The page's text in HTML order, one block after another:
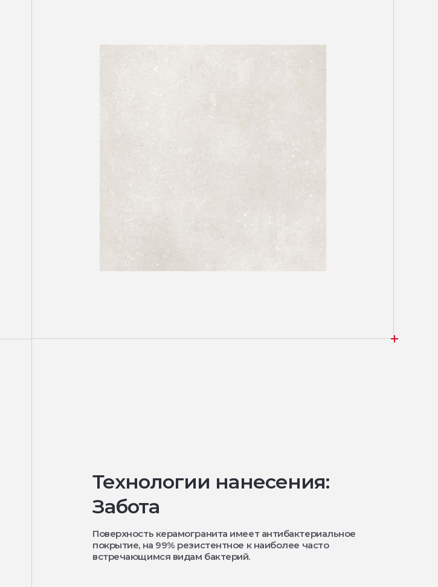
Технологии нанесения:
Забота
Поверхность керамогранита имеет антибактериальное
покрытие, на 99% резистентное к наиболее часто
встречающимся видам бактерий.